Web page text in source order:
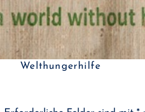
Welthungerhilfe